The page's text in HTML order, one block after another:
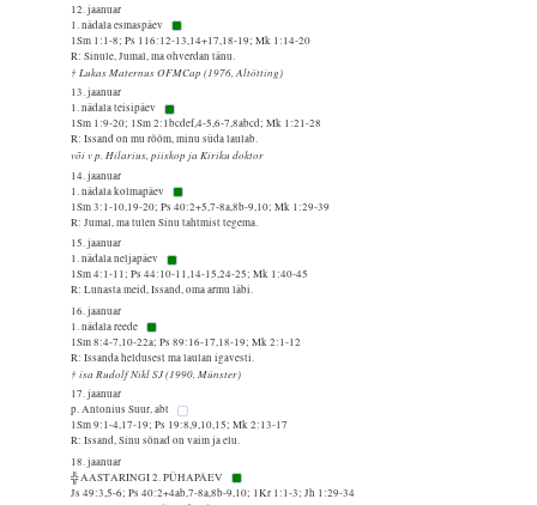
12. jaanuar
1. nädala esmaspäev
1Sm 1:1-8; Ps 116:12-13,14+17,18-19; Mk 1:14-20
R: Sinule, Jumal, ma ohverdan tänu.
† Lukas Maternus OFMCap (1976, Altötting)
13. jaanuar
1. nädala teisipäev
1Sm 1:9-20; 1Sm 2:1bcdef,4-5,6-7,8abcd; Mk 1:21-28
R: Issand on mu rõõm, minu süda laulab.
või v p. Hilarius, piiskop ja Kiriku doktor
14. jaanuar
1. nädala kolmapäev
1Sm 3:1-10,19-20; Ps 40:2+5,7-8a,8b-9,10; Mk 1:29-39
R: Jumal, ma tulen Sinu tahtmist tegema.
15. jaanuar
1. nädala neljapäev
1Sm 4:1-11; Ps 44:10-11,14-15,24-25; Mk 1:40-45
R: Lunasta meid, Issand, oma armu läbi.
16. jaanuar
1. nädala reede
1Sm 8:4-7,10-22a; Ps 89:16-17,18-19; Mk 2:1-12
R: Issanda heldusest ma laulan igavesti.
† isa Rudolf Nikl SJ (1990, Münster)
17. jaanuar
p. Antonius Suur, abt
1Sm 9:1-4,17-19; Ps 19:8,9,10,15; Mk 2:13-17
R: Issand, Sinu sõnad on vaim ja elu.
18. jaanuar
╬ AASTARINGI 2. PÜHAPÄEV
Js 49:3,5-6; Ps 40:2+4ab,7-8a,8b-9,10; 1Kr 1:1-3; Jh 1:29-34